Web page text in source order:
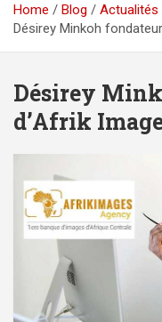
Home Blog
Actualités
Désirey Minkoh
Désirey
d’Afrik